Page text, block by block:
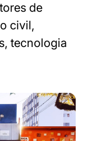
de
civil,
tecnologia